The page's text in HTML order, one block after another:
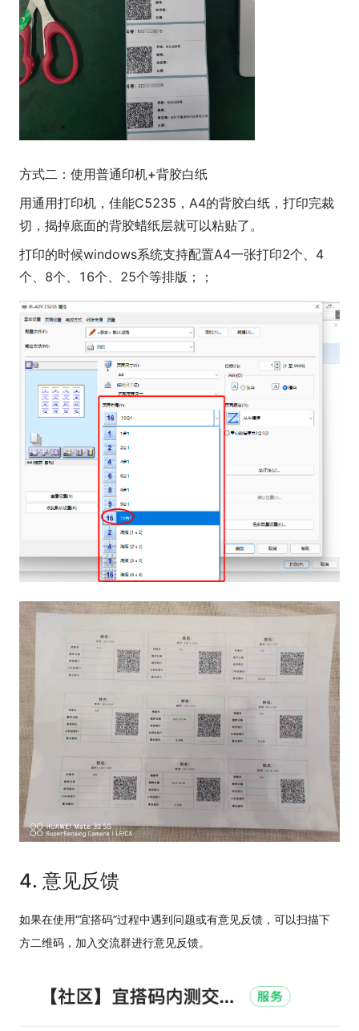
方式二：使用普通印机+背胶白纸
用通用打印机，佳能C5235，A4的背胶白纸，打印完裁
切，揭掉底面的背胶蜡纸层就可以粘贴了。
打印的时候windows系统支持配置A4一张打印2个、4
个、8个、16个、25个等排版；；
4. 意见反馈
如果在使用“宜搭码”过程中遇到问题或有意见反馈，可以扫描下
方二维码，加入交流群进行意见反馈。